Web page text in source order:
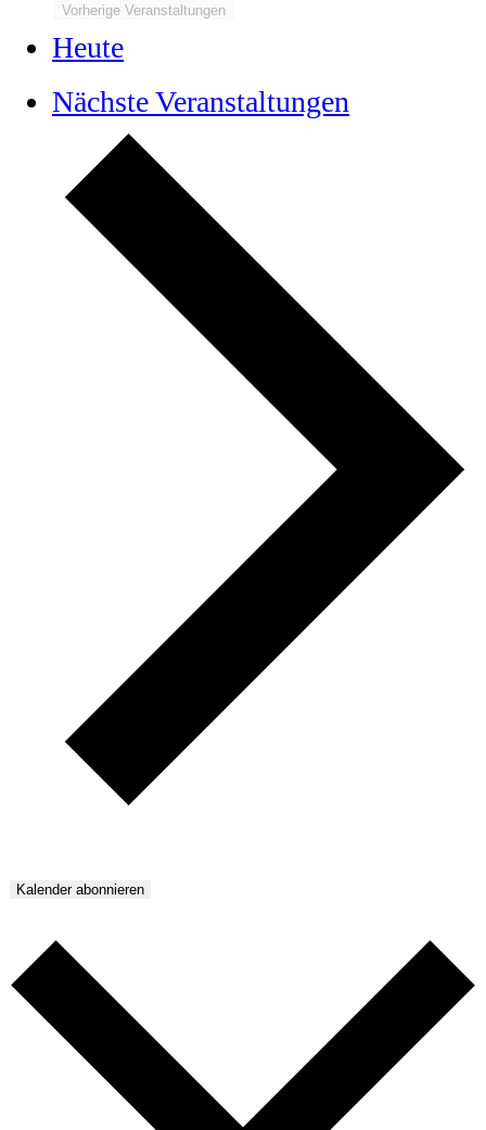
Vorherige Veranstaltungen
Heute
NächsteVeranstaltungen
Kalender abonnieren